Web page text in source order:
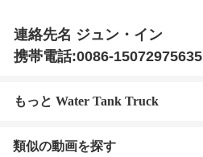
連絡先名 ジュン・イン
携帯電話:0086-15072975635
もっと Water Tank Truck
類似の動画を探す